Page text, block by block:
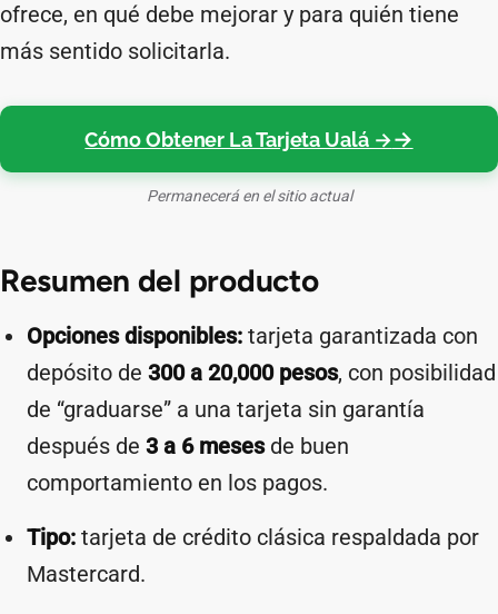
ofrece, en qué debe mejorar y para quién tiene
más sentido solicitarla.
Cómo Obtener La Tarjeta Ualá →
Permanecerá en el sitio actual
Resumen del producto
Opciones disponibles: tarjeta garantizada con
depósito de 300 a 20,000 pesos, con posibilidad
de “graduarse” a una tarjeta sin garantía
después de 3 a 6 mesesde buen
comportamiento en los pagos.
Tipo: tarjeta de crédito clásica respaldada por
Mastercard.